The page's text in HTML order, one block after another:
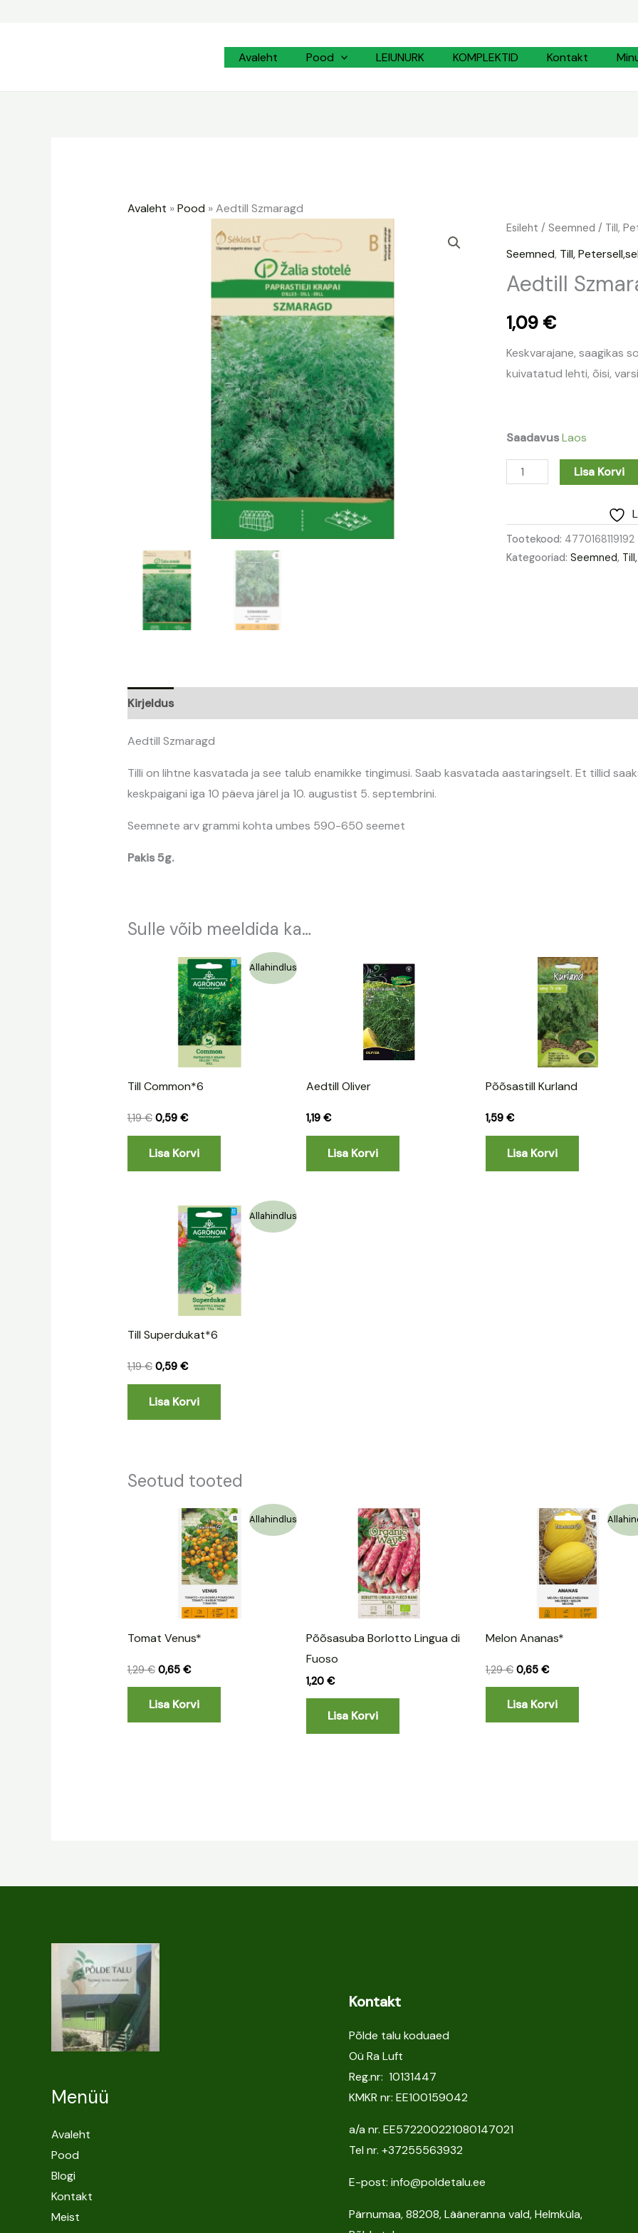
Avaleht Pood LEIUNURK KOMPLEKTID Kontakt
Avaleht »Pood »Aedtill Szmaragd
Esileht / Seemned / Till,
Seemned, Till,
Aedtill
1,09 €
Keskvarajane, saagikas
kuivatatud lehti, õisi,
SaadavusLaos
Aedtill
Szmaragd
Lisa Korvi
Tootekood: 4770168119192
Kategooriad:Seemned,
Kirjeldus
Aedtill Szmaragd
Tilli on lihtne kasvatada ja see talub enamikke tingimusi. Saab kasvatada aastaringselt. Et tillid
keskpaigani iga 10 päeva järel ja 10. augustist 5. septembrini.
Seemnete arv grammi kohta umbes 590-650 seemet
Pakis 5g.
Sulle võib meeldida ka…
Allahindlus
Till Common*6
1,19€
Algne
1,19 €.
0,59 €
Praegune
hind
on:
0,59 €.
Lisa Korvi
Aedtill Oliver
1,19€
Lisa Korvi
Põõsastill Kurland
1,59 €
Lisa Korvi
Allahindlus
Till Superdukat*6
1,19€
Algne
1,19 €.
0,59 €
Praegune
hind
on:
0,59 €.
Lisa Korvi
Seotud tooted
Allahindlus
Tomat Venus*
1,29€
Algne
1,29 €.
0,65 €
Praegune
hind
on:
0,65 €.
Lisa Korvi
Põõsasuba Borlotto Lingua di
Fuoso
1,20€
Lisa Korvi
Melon Ananas*
1,29€
Algne
1,29 €.
0,65 €
Praegune
hind
on:
0,65 €.
Lisa Korvi
Menüü
Avaleht
Pood
Blogi
Kontakt
Meist
Kontakt
Põlde talu koduaed
Oü Ra Luft
Reg.nr: 10131447
KMKR nr: EE100159042
a/a nr. EE572200221080147021
Tel nr. +37255563932
E-post: info@poldetalu.ee
Pärnumaa, 88208, Lääneranna vald, Helmküla,